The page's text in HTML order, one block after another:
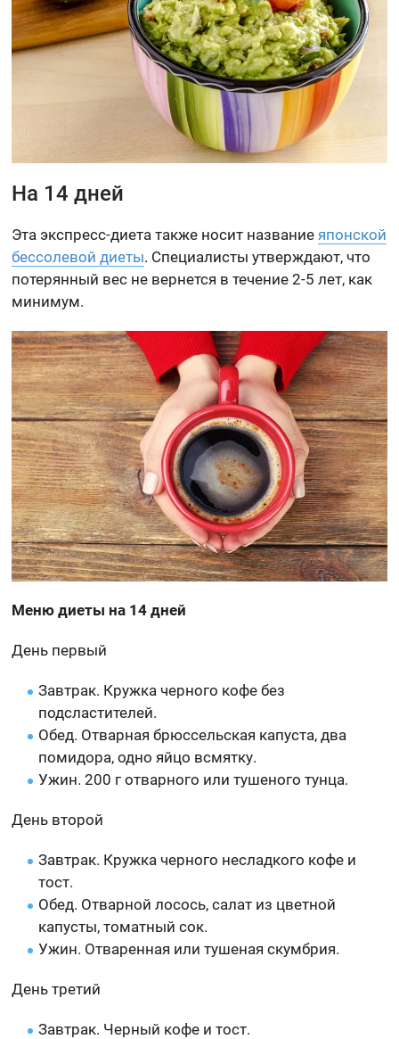
На 14 дней
Эта экспресс-диета также носит названиеяпонской
бессолевой диеты. Специалисты утверждают, что
потерянный вес не вернется в течение 2-5 лет, как
минимум.
Меню диеты на 14 дней
День первый
Завтрак. Кружка черного кофе без
подсластителей.
Обед. Отварная брюссельская капуста, два
помидора, одно яйцо всмятку.
Ужин. 200 г отварного или тушеного тунца.
День второй
Завтрак. Кружка черного несладкого кофе и
тост.
Обед. Отварной лосось, салат из цветной
капусты, томатный сок.
Ужин. Отваренная или тушеная скумбрия.
День третий
Завтрак. Черный кофе и тост.